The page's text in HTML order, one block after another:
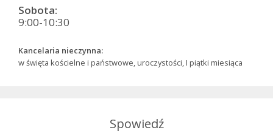
Sobota:
9:00-10:30
Kancelaria nieczynna:
w święta kościelne i państwowe, uroczystości, I piątki miesiąca
Spowiedź